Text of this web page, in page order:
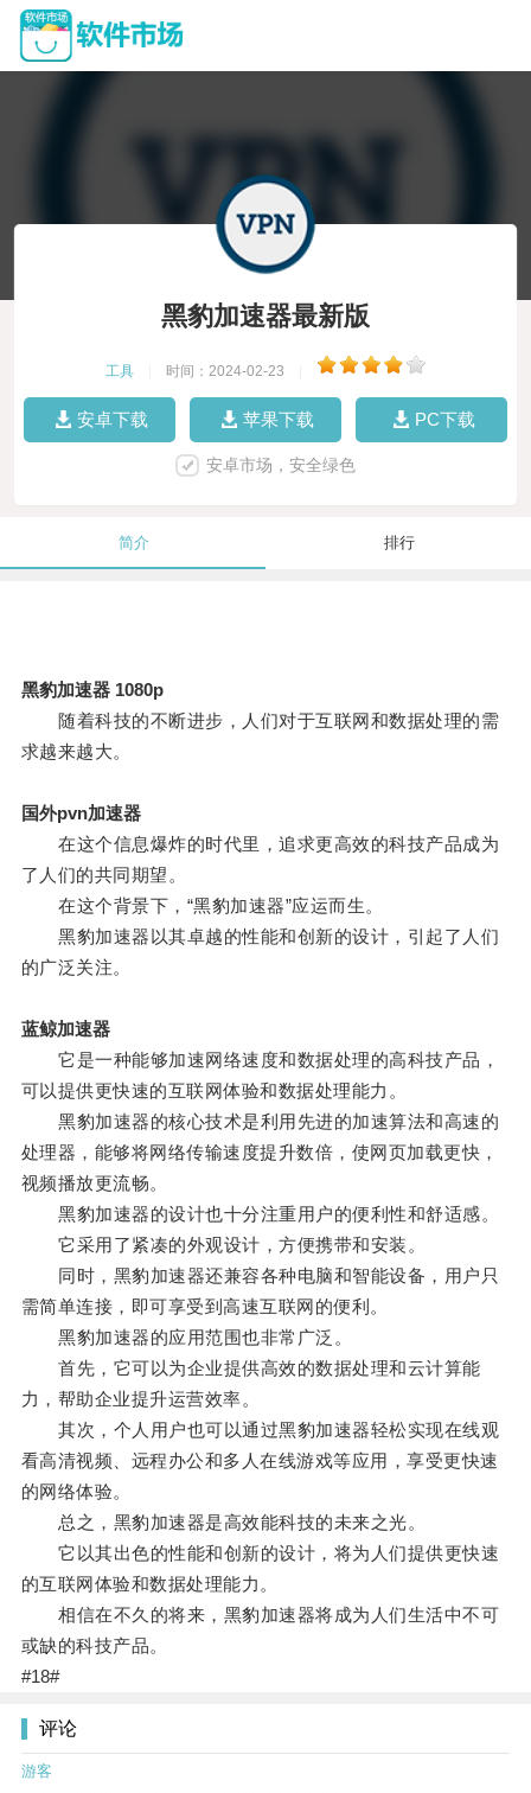
黑豹加速器最新版
工具 时间：2024-02-23
安卓下载 苹果下载 PC下载
安卓市场，安全绿色
简介 排行
黑豹加速器 1080p
随着科技的不断进步，人们对于互联网和数据处理的需
求越来越大。
国外pvn加速器
在这个信息爆炸的时代里，追求更高效的科技产品成为
了人们的共同期望。
在这个背景下，“黑豹加速器”应运而生。
黑豹加速器以其卓越的性能和创新的设计，引起了人们
的广泛关注。
蓝鲸加速器
它是一种能够加速网络速度和数据处理的高科技产品，
可以提供更快速的互联网体验和数据处理能力。
黑豹加速器的核心技术是利用先进的加速算法和高速的
处理器，能够将网络传输速度提升数倍，使网页加载更快，
视频播放更流畅。
黑豹加速器的设计也十分注重用户的便利性和舒适感。
它采用了紧凑的外观设计，方便携带和安装。
同时，黑豹加速器还兼容各种电脑和智能设备，用户只
需简单连接，即可享受到高速互联网的便利。
黑豹加速器的应用范围也非常广泛。
首先，它可以为企业提供高效的数据处理和云计算能
力，帮助企业提升运营效率。
其次，个人用户也可以通过黑豹加速器轻松实现在线观
看高清视频、远程办公和多人在线游戏等应用，享受更快速
的网络体验。
总之，黑豹加速器是高效能科技的未来之光。
它以其出色的性能和创新的设计，将为人们提供更快速
的互联网体验和数据处理能力。
相信在不久的将来，黑豹加速器将成为人们生活中不可
或缺的科技产品。
#18#
评论
游客